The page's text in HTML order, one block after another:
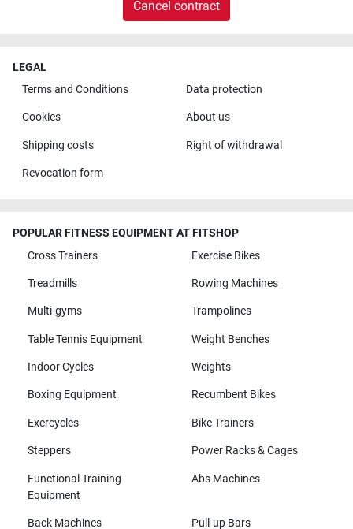
Cancel contract
LEGAL
Terms and Conditions
Data protection
Cookies About us
Shipping costs Right of withdrawal
Revocation form
POPULAR FITNESS EQUIPMENT AT FITSHOP
Cross Trainers
Exercise Bikes
Treadmills Rowing Machines
Multi-gyms Trampolines
Table Tennis Equipment Weight Benches
Indoor Cycles Weights
Boxing Equipment Recumbent Bikes
Exercycles Bike Trainers
Steppers Power Racks & Cages
Functional Training
Equipment
Abs Machines
Back Machines Pull-up Bars